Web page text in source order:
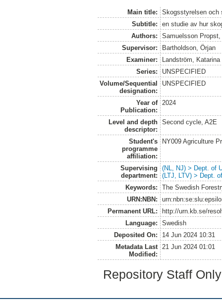
Main title:
Skogsstyrelsen och
Subtitle:
en studie av hur
Authors:
Samuelsson Propst,
Supervisor:
Bartholdson, Örjan
Examiner:
Landström, Katarina
Series:
UNSPECIFIED
Volume/Sequential
designation:
UNSPECIFIED
Year of
Publication:
2024
Level and depth
descriptor:
Second cycle, A2E
Student's
programme
affiliation:
NY009 Agriculture
Supervising
department:
(NL, NJ) > Dept. of
(LTJ, LTV) > Dept.
Keywords:
The Swedish
URN:NBN:
Permanent URL:
http://urn.kb.se/
Language:
Swedish
Deposited On:
14 Jun 2024 10:31
Metadata Last
Modified:
21 Jun 2024 01:01
Repository Staff